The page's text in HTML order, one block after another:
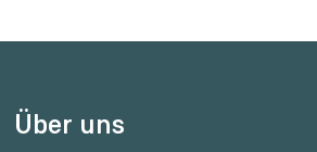
Über uns